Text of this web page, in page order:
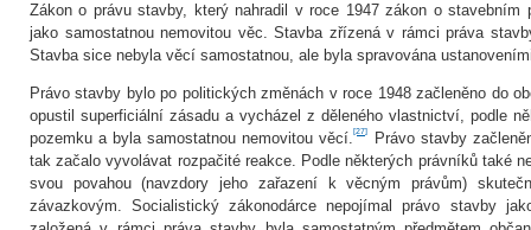
Zákon o právu stavby, který nahradil v roce 1947 zákon o stavebním
jako samostatnou nemovitou věc. Stavba zřízená v rámci práva
Stavba sice nebyla věcí samostatnou, ale byla spravována
Právo stavby bylo po politických změnách v roce 1948 začleněno do
opustil superficiální zásadu a vycházel z děleného vlastnictví, podle
pozemku a byla samostatnou nemovitou věcí.[27]
Právo stavby
tak začalo vyvolávat rozpačité reakce. Podle některých právníků také
svou povahou (navzdory jeho zařazení k věcným právům)
závazkovým. Socialistický zákonodárce nepojímal právo stavby